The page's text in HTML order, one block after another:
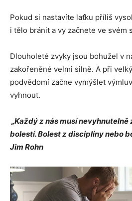
Pokud si nastavíte laťku příliš
i tělo bránit a vy začnete ve svém
Dlouholeté zvyky jsou bohužel v
zakořeněné velmi silně. A při
podvědomí začne vymýšlet
vyhnout.
„Každý z nás musí
bolestí. Bolest z disciplíny nebo
Jim Rohn